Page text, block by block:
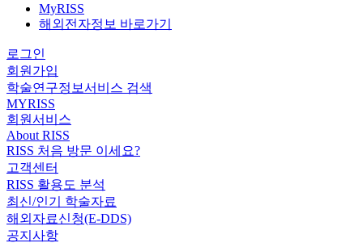
MyRISS
해외전자정보 바로가기
로그인
회원가입
학술연구정보서비스 검색
MYRISS
회원서비스
About RISS
RISS 처음 방문 이세요?
고객센터
RISS 활용도 분석
최신/인기 학술자료
해외자료신청(E-DDS)
공지사항